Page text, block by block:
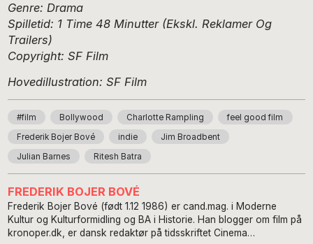
Genre: Drama
Spilletid: 1 Time 48 Minutter (Ekskl. Reklamer Og
Trailers)
Copyright: SF Film
Hovedillustration: SF Film
#film Bollywood Charlotte Rampling feel good film
Frederik Bojer Bové indie Jim Broadbent
Julian Barnes Ritesh Batra
FREDERIK BOJER BOVÉ
Frederik Bojer Bové (født 1.12 1986) er cand.mag. i Moderne
Kultur og Kulturformidling og BA i Historie. Han blogger om film på
kronoper.dk, er dansk redaktør på tidsskriftet Cinema